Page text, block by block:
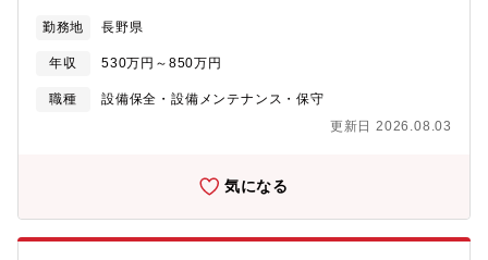
生時の初期対応・原因調査・復旧作業■故障予防のための保全計画
の策定・実施■部品交換や消耗品管理、協力会社との調整■新設備
の導入や改造における技術サポート【働き方について】全社平均
残業20時間、有給取得日数平均13日、年間休日126日、また新幹
勤務地 長野県
年収 530万円～850万円
職種
設備保全・設備メンテナンス・保守
更新日 2026.08.03
気になる